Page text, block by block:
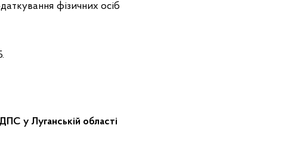
фізичних осіб
у Луганській області